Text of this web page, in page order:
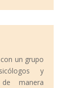
un grupo
y
manera